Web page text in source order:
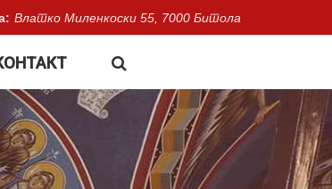
Влатко Миленкоски 55, 7000 Битола